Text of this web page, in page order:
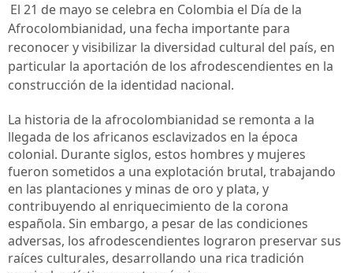
El 21 de mayo se celebra en Colombia el Día de la
Afrocolombianidad, una fecha importante para
reconocer y visibilizar la diversidad cultural del país, en
particular la aportación de los afrodescendientes en la
construcción de la identidad nacional.
La historia de la afrocolombianidad se remonta a la
llegada de los africanos esclavizados en la época
colonial. Durante siglos, estos hombres y mujeres
fueron sometidos a una explotación brutal, trabajando
en las plantaciones y minas de oro y plata, y
contribuyendo al enriquecimiento de la corona
española. Sin embargo, a pesar de las condiciones
adversas, los afrodescendientes lograron preservar sus
raíces culturales, desarrollando una rica tradición